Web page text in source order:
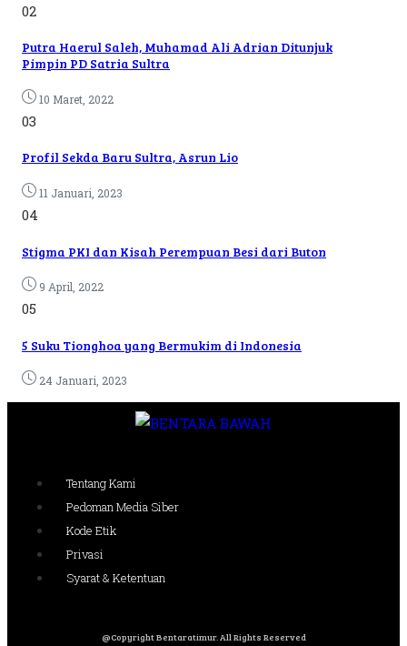
02
Putra Haerul Saleh, Muhamad Ali Adrian Ditunjuk
Pimpin PD Satria Sultra
10 Maret, 2022
03
Profil Sekda Baru Sultra, Asrun Lio
11 Januari, 2023
04
Stigma PKI dan Kisah Perempuan Besi dari Buton
9 April, 2022
05
5 Suku Tionghoa yang Bermukim di Indonesia
24 Januari, 2023
Tentang Kami
Pedoman Media Siber
Kode Etik
Privasi
Syarat & Ketentuan
@Copyright Bentaratimur. All Rights Reserved